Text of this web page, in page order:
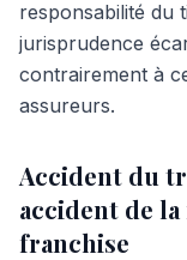
responsabilité du
jurisprudence
contrairement à
assureurs.
Accident du
accident de
franchise